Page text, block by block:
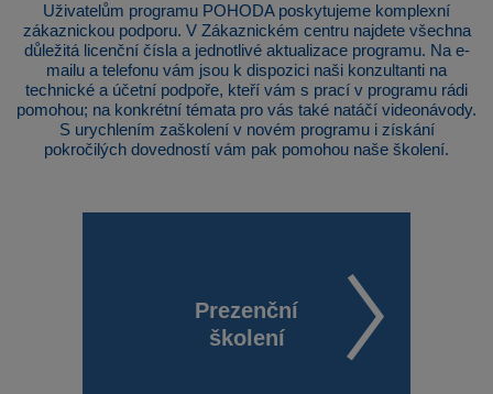
Uživatelům programu POHODA poskytujeme komplexní
zákaznickou podporu. V Zákaznickém centru najdete všechna
důležitá licenční čísla a jednotlivé aktualizace programu. Na e-
mailu a telefonu vám jsou k dispozici naši konzultanti na
technické a účetní podpoře, kteří vám s prací v programu rádi
pomohou; na konkrétní témata pro vás také natáčí videonávody.
S urychlením zaškolení v novém programu i získání
pokročilých dovedností vám pak pomohou naše školení.
Prezenční
školení